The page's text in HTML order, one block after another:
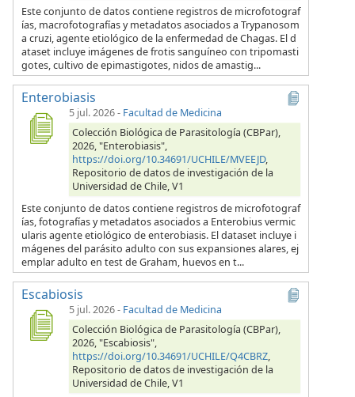
Este conjunto de datos contiene registros de microfotograf
ías, macrofotografías y metadatos asociados a Trypanosom
a cruzi, agente etiológico de la enfermedad de Chagas. El d
ataset incluye imágenes de frotis sanguíneo con tripomasti
gotes, cultivo de epimastigotes, nidos de amastig...
Enterobiasis
5 jul. 2026- Facultad de Medicina
Colección Biológica de Parasitología (CBPar),
2026, "Enterobiasis",
https://doi.org/10.34691/UCHILE/MVEEJD,
Repositorio de datos de investigación de la
Universidad de Chile, V1
Este conjunto de datos contiene registros de microfotograf
ías, fotografías y metadatos asociados a Enterobius vermic
ularis agente etiológico de enterobiasis. El dataset incluye i
mágenes del parásito adulto con sus expansiones alares, ej
emplar adulto en test de Graham, huevos en t...
Escabiosis
5 jul. 2026- Facultad de Medicina
Colección Biológica de Parasitología (CBPar),
2026, "Escabiosis",
https://doi.org/10.34691/UCHILE/Q4CBRZ,
Repositorio de datos de investigación de la
Universidad de Chile, V1